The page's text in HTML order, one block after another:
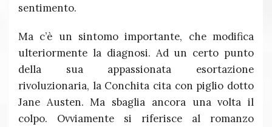
sentimento.
Ma c’è un sintomo importante, che modifica
ulteriormente la diagnosi. Ad un certo punto
della sua appassionata esortazione
rivoluzionaria, la Conchita cita con piglio dotto
Jane Austen. Ma sbaglia ancora una volta il
colpo. Ovviamente si riferisce al romanzo